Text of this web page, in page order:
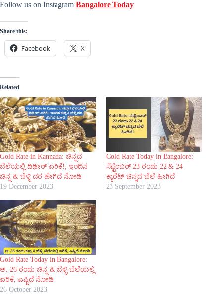
Follow us on Instagram Bangalore Today
Share this:
Facebook X
Related
Gold Rate in Kannada: ಚಿನ್ನದ
ಬೆಲೆಯಲ್ಲಿ ದಿಢೀರ್ ಏರಿಕೆ!, ಇಂದಿನ
ಚಿನ್ನ & ಬೆಳ್ಳಿ ದರ ಹೇಗಿದೆ ನೋಡಿ
19 December 2023
Gold Rate Today in Bangalore:
ಸೆಪ್ಟೆಂಬರ್ 23 ರಂದು 22 & 24
ಕ್ಯಾರೆಟ್ ಚಿನ್ನದ ಬೆಲೆ ಹೀಗಿದೆ
23 September 2023
Gold Rate Today in Bangalore:
ಅ. 26 ರಂದು ಚಿನ್ನ & ಬೆಳ್ಳಿ ಬೆಲೆಯಲ್ಲಿ
ಏರಿಕೆ, ಎಷ್ಟಿದೆ ನೋಡಿ
26 October 2023